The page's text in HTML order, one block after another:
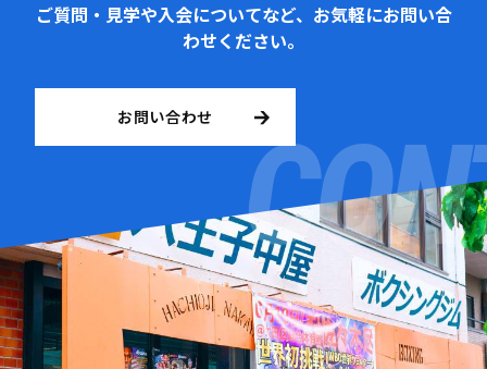
ご質問・見学や入会についてなど、お気軽にお問い合
わせください。
お問い合わせ